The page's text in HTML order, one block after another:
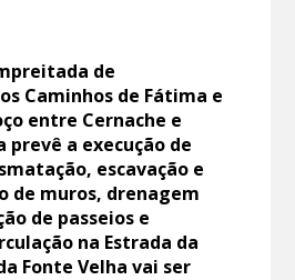
de
Caminhos de Fátima e
entre Cernache e
prevê a execução de
escavação e
de muros, drenagem
de passeios e
na Estrada da
Fonte Velha vai ser